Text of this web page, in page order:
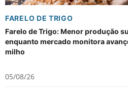
FARELO DE TRIGO
Farelo de Trigo: Menor produção
enquanto mercado monitora
milho
05/08/26